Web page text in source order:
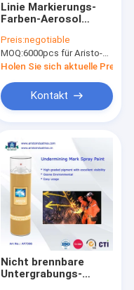
Linie Markierungs-
Farben-Aerosol
Markierungs-
Sprühfarbe für
Straße zeichnen
Preis:negotiable
MOQ:6000pcs für Aristo-Marke, 15000pcs für Kundenmarke
Holen Sie sich aktuelle Preis
Kontakt
Nicht brennbare
Untergrabungs-